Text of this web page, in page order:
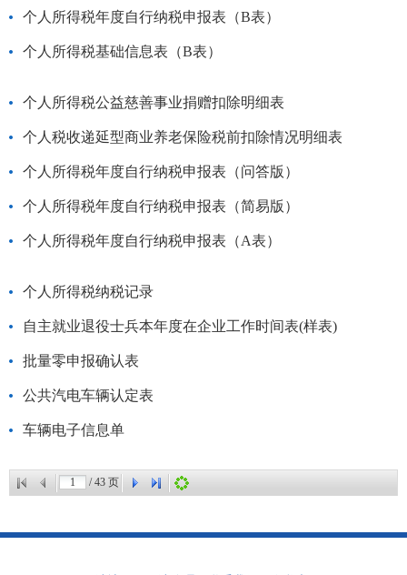
个人所得税年度自行纳税申报表（B表）
个人所得税基础信息表（B表）
个人所得税公益慈善事业捐赠扣除明细表
个人税收递延型商业养老保险税前扣除情况明细表
个人所得税年度自行纳税申报表（问答版）
个人所得税年度自行纳税申报表（简易版）
个人所得税年度自行纳税申报表（A表）
个人所得税纳税记录
自主就业退役士兵本年度在企业工作时间表(样表)
批量零申报确认表
公共汽电车辆认定表
车辆电子信息单
/43 页